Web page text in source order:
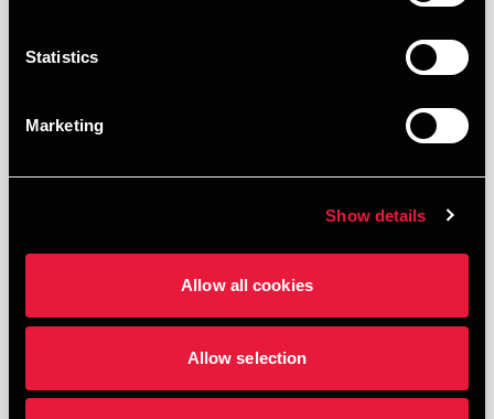
Statistics
Marketing
Show details
Allow all cookies
Allow selection
Opfølgning på afgørelse fra Erhvervsstyrelsen